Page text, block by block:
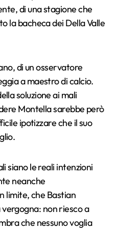
di una stagione che
la bacheca dei Della Valle
di un osservatore
a maestro di calcio.
soluzione ai mali
Montella sarebbe però
ipotizzare che il suo
siano le reali intenzioni
neanche
limite, che Bastian
non riesco a
che nessuno voglia